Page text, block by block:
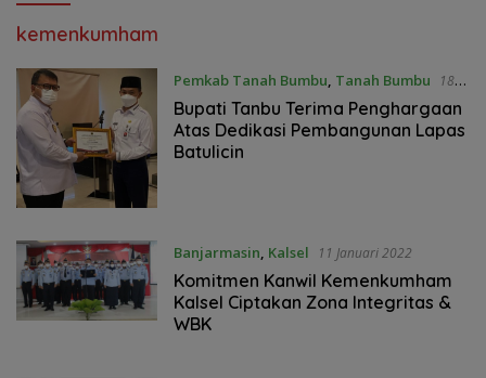
kemenkumham
Pemkab Tanah Bumbu, Tanah Bumbu
18
Mei 2022
Bupati Tanbu Terima Penghargaan
Atas Dedikasi Pembangunan Lapas
Batulicin
Banjarmasin, Kalsel 11 Januari 2022
Komitmen Kanwil Kemenkumham
Kalsel Ciptakan Zona Integritas &
WBK